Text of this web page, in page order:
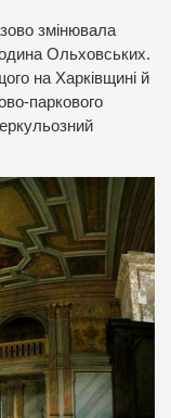
змінювала
Ольховських.
на Харківщині й
паркового